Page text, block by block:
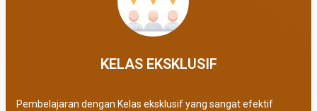
KELAS EKSKLUSIF​
Pembelajaran dengan Kelas eksklusif yang sangat efektif